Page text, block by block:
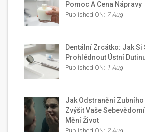
Pomoc A Cena Nápravy
Published ON: 7 Aug
Dentální Zrcátko: Jak Si
Prohlédnout Ústní
Published ON: 1 Aug
Jak Odstranění
Zvýšit Vaše
Mění Život